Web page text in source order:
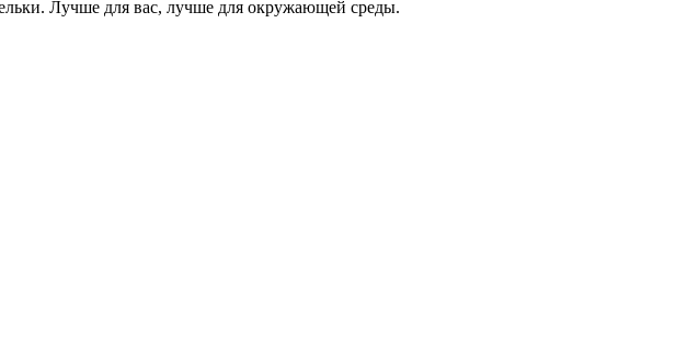
Лучше для вас, лучше для окружающей среды.